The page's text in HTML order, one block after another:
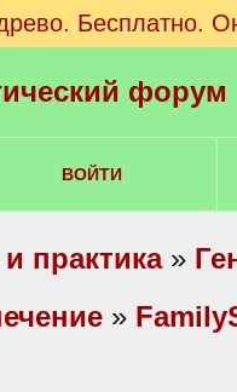
Бесплатно.
ВОЙТИ
практика»
»